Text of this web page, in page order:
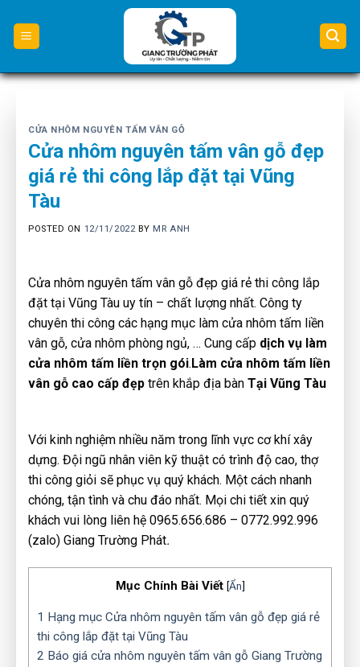
content
CỬA NHÔM NGUYÊN TẤM VÂN GỖ
Cửa nhôm nguyên tấm vân gỗ đẹp
giá rẻ thi công lắp đặt tại Vũng
Tàu
POSTED ON 12/11/2022 BY MR ANH
Cửa nhôm nguyên tấm vân gỗ đẹp giá rẻ thi công lắp
đặt tại Vũng Tàu uy tín – chất lượng nhất. Công ty
chuyên thi công các hạng mục làm cửa nhôm tấm liền
vân gỗ, cửa nhôm phòng ngủ, … Cung cấp dịch vụ làm
cửa nhôm tấm liền trọn gói.Làm cửa nhôm tấm liền
vân gỗ cao cấp đẹp trên khắp địa bàn Tại Vũng Tàu
Với kinh nghiệm nhiều năm trong lĩnh vực cơ khí xây
dựng. Đội ngũ nhân viên kỹ thuật có trình độ cao, thợ
thi công giỏi sẽ phục vụ quý khách. Một cách nhanh
chóng, tận tình và chu đáo nhất. Mọi chi tiết xin quý
khách vui lòng liên hệ 0965.656.686 – 0772.992.996
(zalo) Giang Trường Phát.
Mục Chính Bài Viết [Ẩn]
1 Hạng mục Cửa nhôm nguyên tấm vân gỗ đẹp giá rẻ
thi công lắp đặt tại Vũng Tàu
2 Báo giá cửa nhôm nguyên tấm vân gỗ Giang Trường